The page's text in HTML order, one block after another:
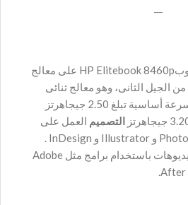
يعتمد لاب توبHP Elitebook 8460p على معالج
من الجيل الثانى، وهو معالج ثنائى
النواة رباعى الخيوط مع سرعة أساسية تبلغ 2.50 جيجاهرتز
التصميم العمل على
تحرير الصور والفيديوهات باستخدام برامج مثل Adobe